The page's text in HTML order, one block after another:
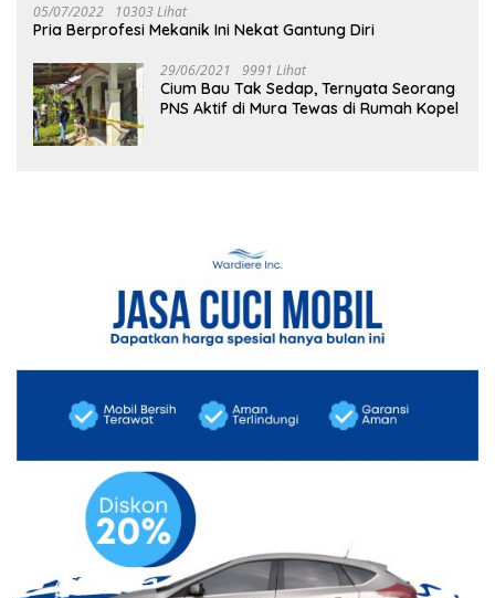
05/07/2022 10303 Lihat
Pria Berprofesi Mekanik Ini Nekat Gantung Diri
29/06/2021 9991 Lihat
Cium Bau Tak Sedap, Ternyata Seorang
PNS Aktif di Mura Tewas di Rumah Kopel